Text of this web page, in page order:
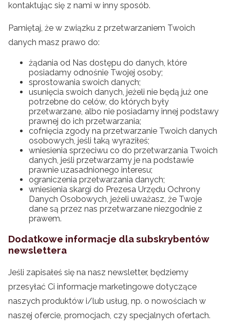
kontaktując się z nami w inny sposób.
Pamiętaj, że w związku z przetwarzaniem Twoich
danych masz prawo do:
żądania od Nas dostępu do danych, które
posiadamy odnośnie Twojej osoby;
sprostowania swoich danych;
usunięcia swoich danych, jeżeli nie będą już one
potrzebne do celów, do których były
przetwarzane, albo nie posiadamy innej podstawy
prawnej do ich przetwarzania;
cofnięcia zgody na przetwarzanie Twoich danych
osobowych, jeśli taką wyraziłeś;
wniesienia sprzeciwu co do przetwarzania Twoich
danych, jeśli przetwarzamy je na podstawie
prawnie uzasadnionego interesu;
ograniczenia przetwarzania danych;
wniesienia skargi do Prezesa Urzędu Ochrony
Danych Osobowych, jeżeli uważasz, że Twoje
dane są przez nas przetwarzane niezgodnie z
prawem.
Dodatkowe informacje dla subskrybentów
newslettera
Jeśli zapisałeś się na nasz newsletter, będziemy
przesyłać Ci informacje marketingowe dotyczące
naszych produktów i/lub usług, np. o nowościach w
naszej ofercie, promocjach, czy specjalnych ofertach.